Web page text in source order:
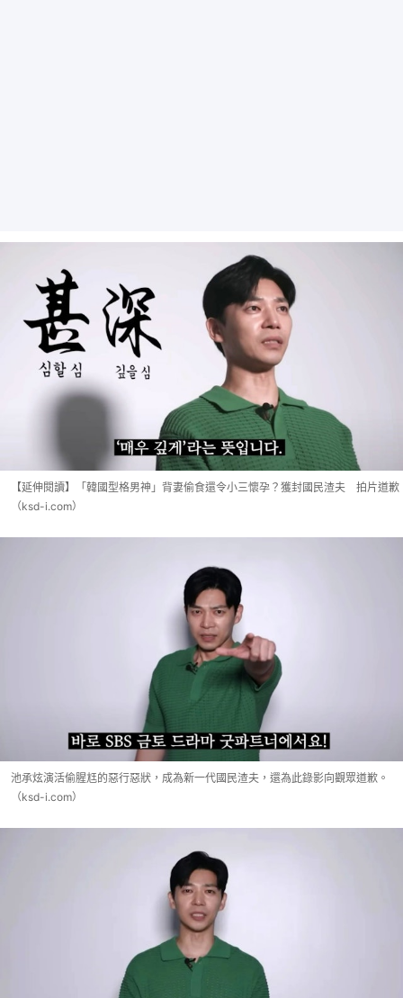
【延伸閱讀】「韓國型格男神」背妻偷食還令小三懷孕？獲封國民渣夫 拍片道歉
（ksd-i.com）
池承炫演活偷腥尪的惡行惡狀，成為新一代國民渣夫，還為此錄影向觀眾道歉。
（ksd-i.com）